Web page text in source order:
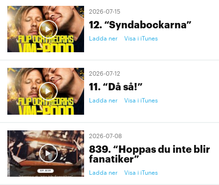
2026-07-15
12. “Syndabockarna”
Ladda ner Visa i iTunes
2026-07-12
11. “Då så!”
Ladda ner Visa i iTunes
2026-07-08
839. “Hoppas du inte blir
fanatiker”
Ladda ner Visa i iTunes